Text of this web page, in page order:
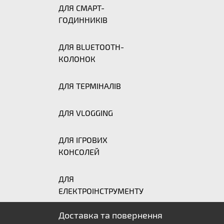
ДЛЯ СМАРТ-
ГОДИННИКІВ
ДЛЯ BLUETOOTH-
КОЛОНОК
ДЛЯ ТЕРМІНАЛІВ
ДЛЯ VLOGGING
ДЛЯ ІГРОВИХ
КОНСОЛЕЙ
ДЛЯ
ЕЛЕКТРОІНСТРУМЕНТУ
Доставка та повернення